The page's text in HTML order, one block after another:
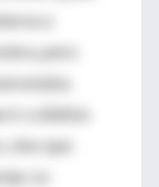
a
pero
estaba
ir a diálisis
sino que
Le